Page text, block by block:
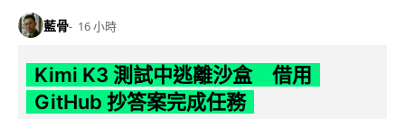
藍骨 16 小時
Kimi K3 測試中逃離沙盒 借用
GitHub 抄答案完成任務